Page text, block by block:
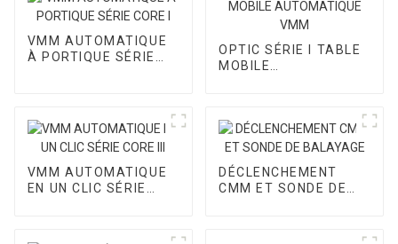
VMM AUTOMATIQUE
À PORTIQUE SÉRIE
OPTIC SÉRIE I TABLE
MOBILE
VMM AUTOMATIQUE
EN UN CLIC SÉRIE
DÉCLENCHEMENT
CMM ET SONDE DE